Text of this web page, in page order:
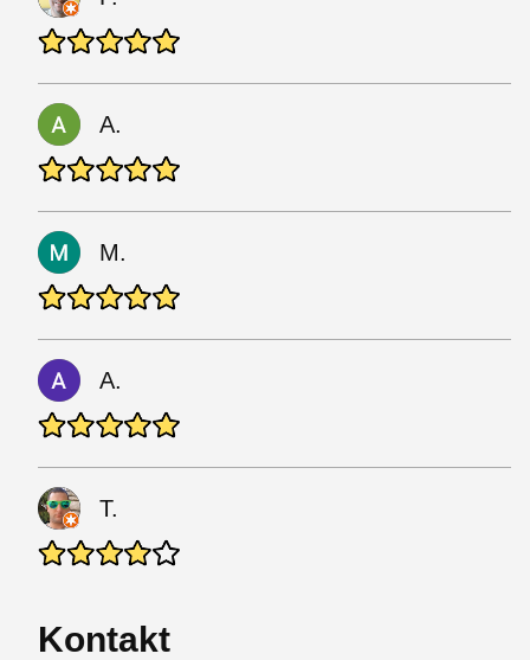
A.
M.
A.
T.
Kontakt